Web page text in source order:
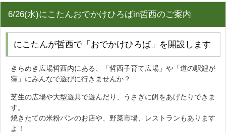
6/26(水)にこたんおでかけひろばin哲西のご案内
にこたんが哲西で「おでかけひろば」を開設します
きらめき広場哲西内にある、「哲西子育て広場」や「道の駅鯉が
窪」にみんなで遊びに行きませんか？
芝生の広場や大型遊具で遊んだり、うさぎに餌をあげたりできま
す。
焼きたての米粉パンのお店や、野菜市場、レストランもあります
よ！